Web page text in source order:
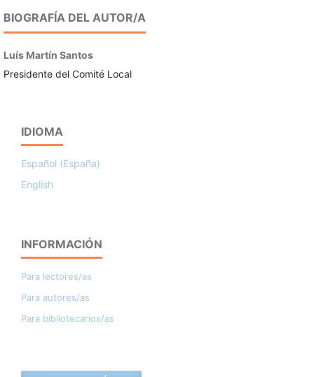
BIOGRAFÍA DEL AUTOR/A
Luís Martín Santos
Presidente del Comité Local
IDIOMA
Español (España)
English
INFORMACIÓN
Para lectores/as
Para autores/as
Para bibliotecarios/as